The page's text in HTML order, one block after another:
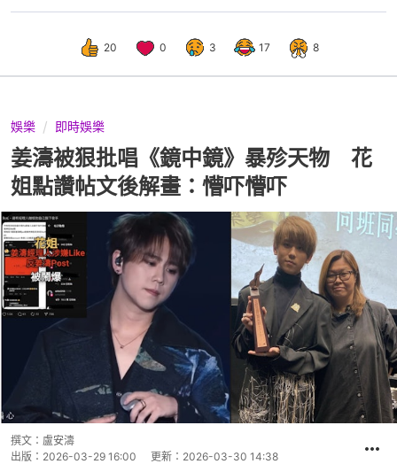
20 0 3 17 8
娛樂 即時娛樂
姜濤被狠批唱《鏡中鏡》暴殄天物 花
姐點讚帖文後解畫：懵吓懵吓
撰文： 盧安濤
出版： 2026-03-29 16:00 更新： 2026-03-30 14:38